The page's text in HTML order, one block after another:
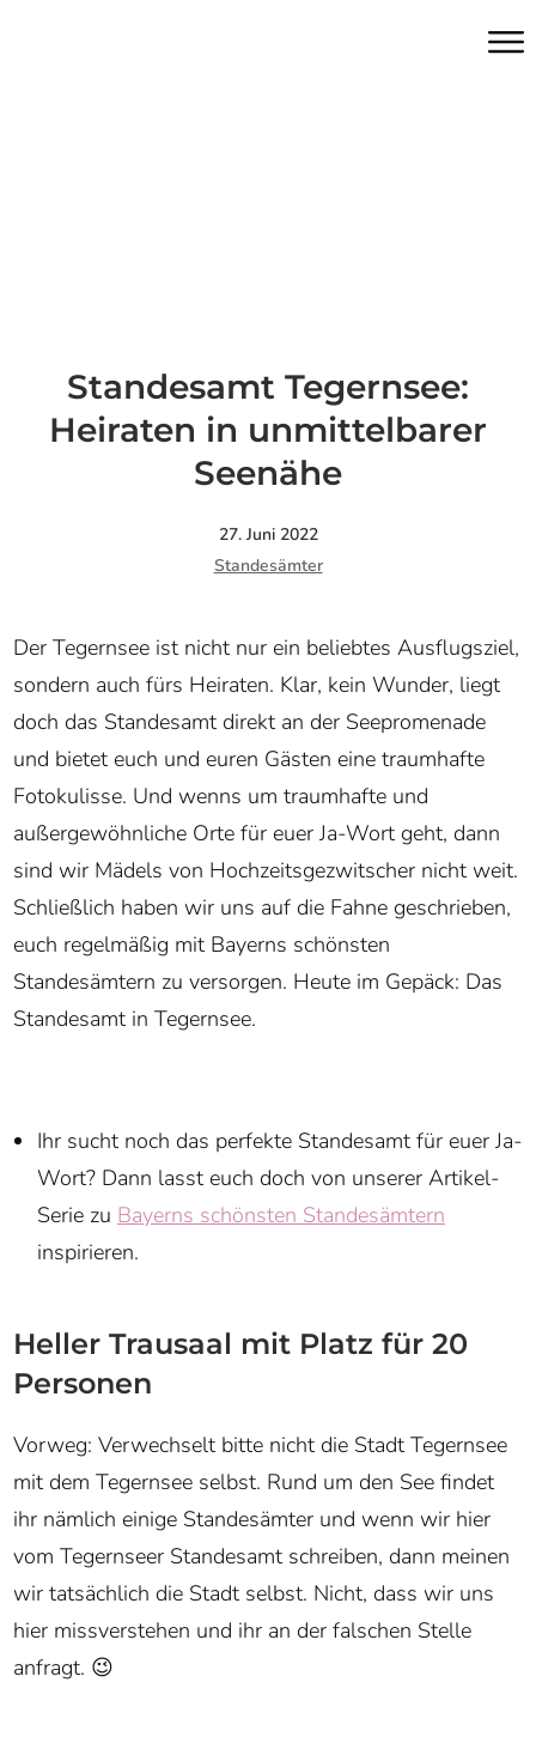
Standesamt Tegernsee:
Heiraten in unmittelbarer
Seenähe
27. Juni 2022
Standesämter
Der Tegernsee ist nicht nur ein beliebtes Ausflugsziel,
sondern auch fürs Heiraten. Klar, kein Wunder, liegt
doch das Standesamt direkt an der Seepromenade
und bietet euch und euren Gästen eine traumhafte
Fotokulisse. Und wenns um traumhafte und
außergewöhnliche Orte für euer Ja-Wort geht, dann
sind wir Mädels von Hochzeitsgezwitscher nicht weit.
Schließlich haben wir uns auf die Fahne geschrieben,
euch regelmäßig mit Bayerns schönsten
Standesämtern zu versorgen. Heute im Gepäck: Das
Standesamt in Tegernsee.
Ihr sucht noch das perfekte Standesamt für euer Ja-
Wort? Dann lasst euch doch von unserer Artikel-
Serie zu Bayerns schönsten Standesämtern
inspirieren.
Heller Trausaal mit Platz für 20
Personen
Vorweg: Verwechselt bitte nicht die Stadt Tegernsee
mit dem Tegernsee selbst. Rund um den See findet
ihr nämlich einige Standesämter und wenn wir hier
vom Tegernseer Standesamt schreiben, dann meinen
wir tatsächlich die Stadt selbst. Nicht, dass wir uns
hier missverstehen und ihr an der falschen Stelle
anfragt. 😉